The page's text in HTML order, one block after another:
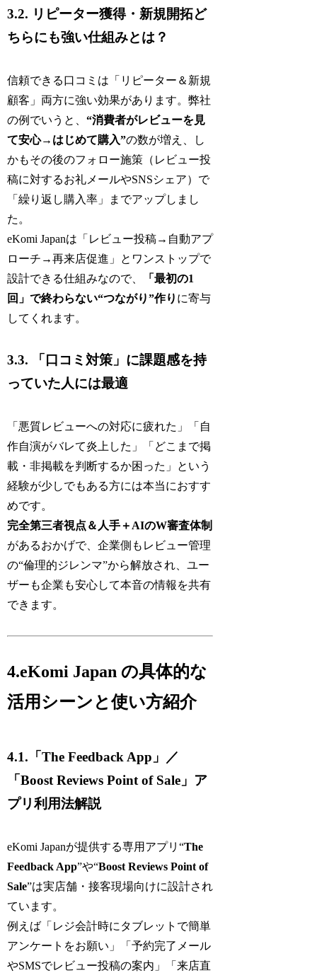
3.2. リピーター獲得・新規開拓ど
ちらにも強い仕組みとは？
信頼できる口コミは「リピーター＆新規
顧客」両方に強い効果があります。弊社
の例でいうと、“消費者がレビューを見
て安心→はじめて購入”の数が増え、し
かもその後のフォロー施策（レビュー投
稿に対するお礼メールやSNSシェア）で
「繰り返し購入率」までアップしまし
た。
eKomi Japanは「レビュー投稿→自動アプ
ローチ→再来店促進」とワンストップで
設計できる仕組みなので、
「最初の1
回」で終わらない“つながり”作り に寄与
してくれます。
3.3. 「口コミ対策」に課題感を持
っていた人には最適
「悪質レビューへの対応に疲れた」「自
作自演がバレて炎上した」「どこまで掲
載・非掲載を判断するか困った」という
経験が少しでもある方には本当におすす
めです。
完全第三者視点＆人手＋AIのW審査体制
があるおかげで、企業側もレビュー管理
の“倫理的ジレンマ”から解放され、ユー
ザーも企業も安心して本音の情報を共有
できます。
4.eKomi Japan の具体的な
活用シーンと使い方紹介
4.1.「The Feedback App」／
「Boost Reviews Point of Sale」ア
プリ利用法解説
eKomi Japanが提供する専用アプリ“The
Feedback App”や“Boost Reviews Point of
Sale”は実店舗・接客現場向けに設計され
ています。
例えば「レジ会計時にタブレットで簡単
アンケートをお願い」「予約完了メール
やSMSでレビュー投稿の案内」「来店直